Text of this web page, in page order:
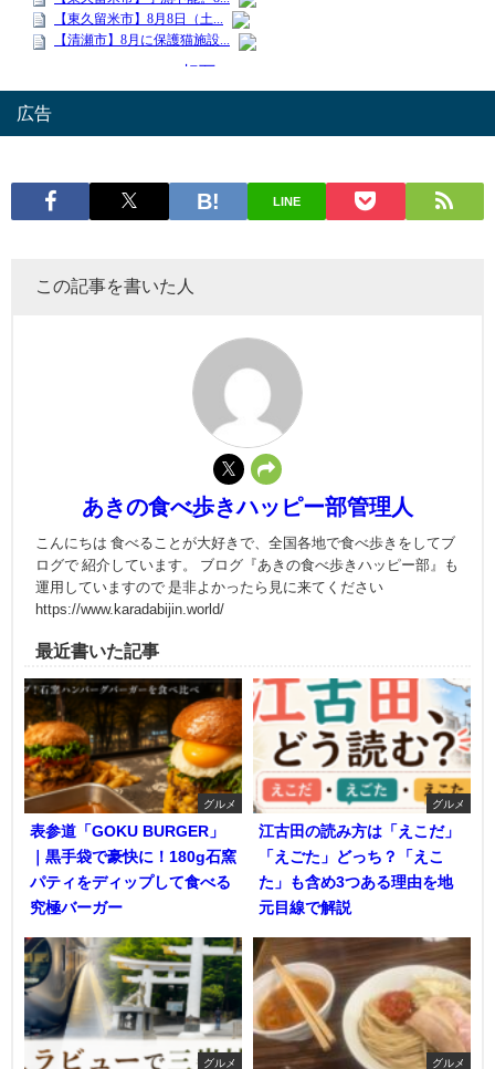
広告
LINE
この記事を書いた人
あきの食べ歩きハッピー部管理人
こんにちは 食べることが大好きで、全国各地で食べ歩きをしてブ
ログで 紹介しています。 ブログ『あきの食べ歩きハッピー部』も
運用していますので 是非よかったら見に来てください
https://www.karadabijin.world/
最近書いた記事
グルメ
表参道「GOKU BURGER」
｜黒手袋で豪快に！180g石窯
パティをディップして食べる
究極バーガー
グルメ
江古田の読み方は「えこだ」
「えごた」どっち？「えこ
た」も含め3つある理由を地
元目線で解説
グルメ グルメ